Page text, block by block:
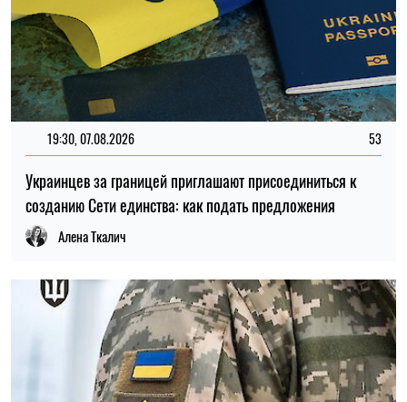
11:59, 07.08.2026
получить выплату на социально-бытовые вопросы
Ирина Де Люсто